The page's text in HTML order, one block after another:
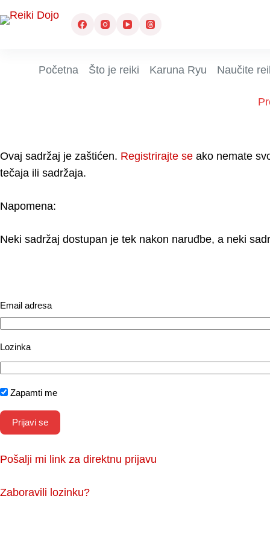
Preskoči
na
Početna Što je reiki Karuna Ryu Naučite
Ovaj sadržaj je zaštićen. Registrirajte se ako nemate
tečaja ili sadržaja.
Napomena:
Neki sadržaj dostupan je tek nakon naruđbe, a neki
Email adresa
Lozinka
Zapamti me
Pošalji mi link za direktnu prijavu
Zaboravili lozinku?